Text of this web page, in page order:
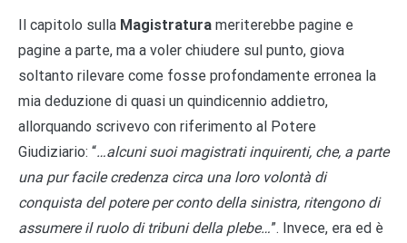
Il capitolo sulla Magistratura meriterebbe pagine e
pagine a parte, ma a voler chiudere sul punto, giova
soltanto rilevare come fosse profondamente erronea la
mia deduzione di quasi un quindicennio addietro,
allorquando scrivevo con riferimento al Potere
Giudiziario: “…alcuni suoi magistrati inquirenti, che, a parte
una pur facile credenza circa una loro volontà di
conquista del potere per conto della sinistra, ritengono di
assumere il ruolo di tribuni della plebe…”. Invece, era ed è